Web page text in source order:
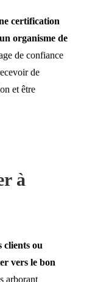
certification
organisme de
de confiance
de
et être
à
clients ou
vers le bon
arborant